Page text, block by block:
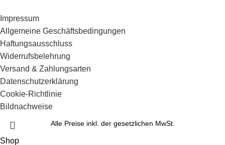
Impressum
Allgemeine Geschäftsbedingungen
Haftungsausschluss
Widerrufsbelehrung
Versand & Zahlungsarten
Datenschutzerklärung
Cookie-Richtlinie
Bildnachweise
Alle Preise inkl. der gesetzlichen MwSt.
Shop